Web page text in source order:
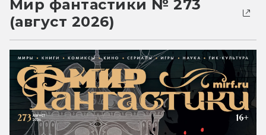
Мир фантастики № 273
(август 2026)